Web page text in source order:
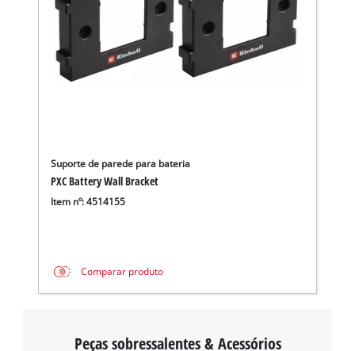
Suporte de parede para bateria
PXC Battery Wall Bracket
Item nº: 4514155
Comparar produto
Peças sobressalentes & Acessórios